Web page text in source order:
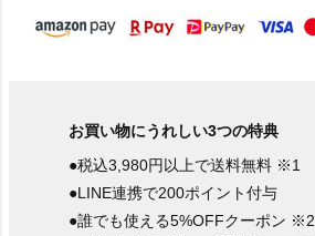
お買い物にうれしい3つの特典
●税込3,980円以上で送料無料 ※1
●LINE連携で200ポイント付与
●誰でも使える5%OFFクーポン ※2